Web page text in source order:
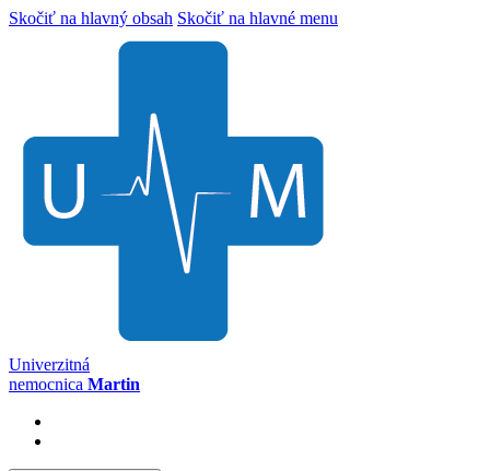
Skočiť na hlavný obsah Skočiť na hlavné menu
Univerzitná
nemocnica Martin